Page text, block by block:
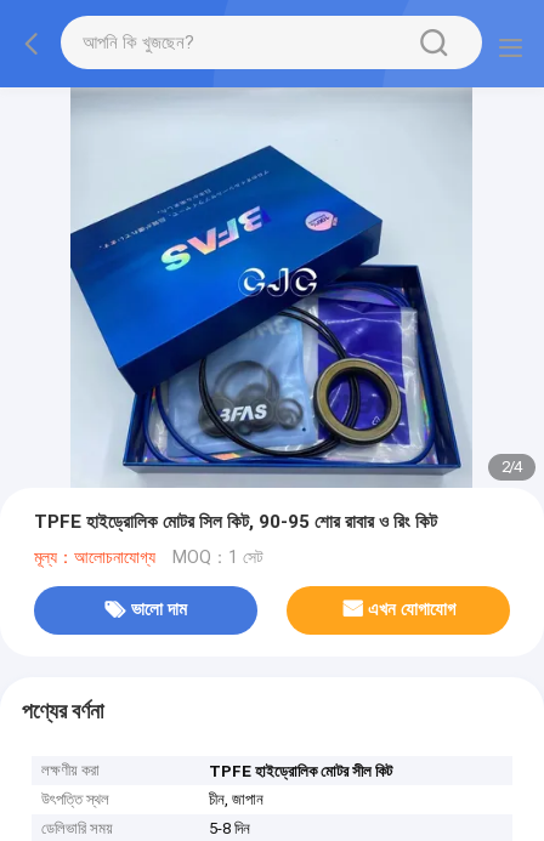
2/4
TPFE হাইড্রোলিক মোটর সিল কিট, 90-95 শোর রাবার ও রিং কিট
মূল্য：আলোচনাযোগ্য MOQ：1 সেট
ভালো দাম এখন যোগাযোগ
পণ্যের বর্ণনা
লক্ষণীয় করা
TPFE হাইড্রোলিক মোটর সীল কিট
উৎপত্তি স্থল
চীন, জাপান
ডেলিভারি সময়
5-8 দিন